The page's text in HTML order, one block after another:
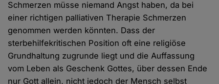
Schmerzen müsse niemand Angst haben, da bei
einer richtigen palliativen Therapie Schmerzen
genommen werden könnten. Dass der
sterbehilfekritischen Position oft eine religiöse
Grundhaltung zugrunde liegt und die Auffassung
vom Leben als Geschenk Gottes, über dessen Ende
nur Gott allein, nicht jedoch der Mensch selbst